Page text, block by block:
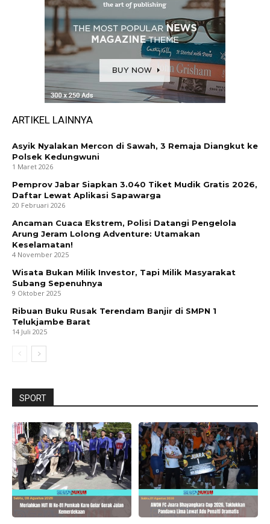
ARTIKEL LAINNYA
Asyik Nyalakan Mercon di Sawah, 3 Remaja Diangkut ke
Polsek Kedungwuni
1 Maret 2026
Pemprov Jabar Siapkan 3.040 Tiket Mudik Gratis 2026,
Daftar Lewat Aplikasi Sapawarga
20 Februari 2026
Ancaman Cuaca Ekstrem, Polisi Datangi Pengelola
Arung Jeram Lolong Adventure: Utamakan
Keselamatan!
4 November 2025
Wisata Bukan Milik Investor, Tapi Milik Masyarakat
Subang Sepenuhnya
9 Oktober 2025
Ribuan Buku Rusak Terendam Banjir di SMPN 1
Telukjambe Barat
14 Juli 2025
SPORT